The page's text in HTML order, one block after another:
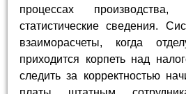
процессах
статистические сведения.
взаиморасчеты, когда
приходится корпеть над
следить за корректностью